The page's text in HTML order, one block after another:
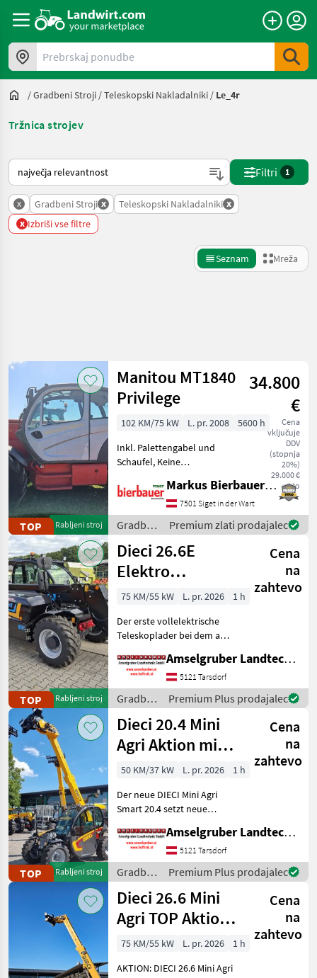
Prebrskaj ponudbe
/Gradbeni Stroji /Teleskopski Nakladalniki / Le_4r
Tržnica strojev
Tako je razvrščeno na Landwirt.com
Filtri 1
x Gradbeni Stroji x Teleskopski Nakladalniki x
x Izbriši vse filtre
Seznam Mreža
Kategorija 3 Država Filtri
TRENUTNA
POT
Gradbena
tehnika
Gradbeni
Stroji
Teleskopski
Nakladalniki
IZBERITE
KATEGORIJO
Dieci
71
JCB
58
Kramer
48
Claas
46
Merlo
28
Bobcat
25
Prikaži
vse
(23)
MARKETPLACE
Marketplace
Ponudbe
trgovcev
Mali
oglasi
Ponastavi
Prikaži
rezultatov
TOP Rabljeni stroj
Manitou MT1840
Privilege
34.800
€
Cena
vključuje
DDV
(stopnja
20%)
29.000 €
neto
102 KM/75 kW L. pr. 2008
5600 h
Inkl. Palettengabel und
Schaufel, Keine
gorivo: Dizel, , :, : 4-kolesni, :
Gradbeni stroji Teleskopski
nakladalniki
Markus Bierbauer GmbH
7501 Siget in der Wart
Gradbeni
stroji /
Manitou
Premium zlati prodajalec
TOP Rabljeni stroj
Dieci 26.6E
Elektro
Teleskoplader
Österreichpaket
Cena
na
zahtevo
75 KM/55 kW L. pr. 2026
1 h
Der erste vollelektrische
Teleskoplader bei dem an
wurde - MADE BY DIECI!
AKTION: DIECI 26.6 E
Elektro Mini Agri NEU mit
Österreichpaket (TOP
Amselgruber Landtechnik GmbH
5121 Tarsdorf
Gradbeni
stroji /
Dieci
Premium Plus prodajalec
TOP Rabljeni stroj
Dieci 20.4 Mini
Agri Aktion mit
Österreichpaket
Cena
na
zahtevo
50 KM/37 kW L. pr. 2026
1 h
Der neue DIECI Mini Agri
Smart 20.4 setzt neue
Teleskopladermarkt. Stufe
5 Motor - -Größte Kabine
(Baugleich vom Modell 26.6
Mini Agri) -50
Amselgruber Landtechnik GmbH
5121 Tarsdorf
Gradbeni
stroji /
Dieci
Premium Plus prodajalec
Dieci 26.6 Mini
Agri TOP Aktion
mit
Österreichpaket
Cena
na
zahtevo
75 KM/55 kW L. pr. 2026
1 h
AKTION: DIECI 26.6 Mini Agri